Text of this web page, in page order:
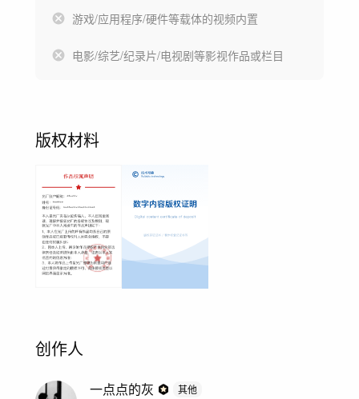
游戏/应用程序/硬件等载体的视频内置
电影/综艺/纪录片/电视剧等影视作品或栏目
版权材料
创作人
一点点的灰 其他